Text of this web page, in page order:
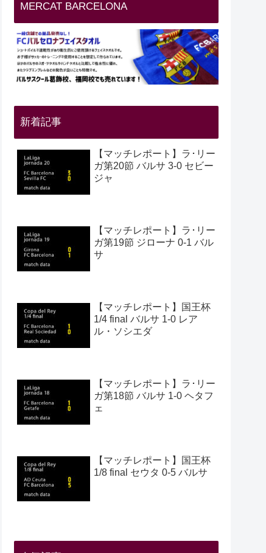
MERCAT BARCELONA
新着記事
【マッチレポート】ラ･リー
ガ第20節 バルサ 3-0 セビー
ジャ
【マッチレポート】ラ･リー
ガ第19節 ジローナ 0-1 バル
サ
【マッチレポート】国王杯
1/4 final バルサ 1-0 レア
ル・ソシエダ
【マッチレポート】ラ･リー
ガ第18節 バルサ 1-0 ヘタフ
ェ
【マッチレポート】国王杯
1/8 final セウタ 0-5 バルサ